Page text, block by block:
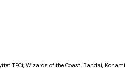
TPCi, Wizards of the Coast, Bandai, Konami